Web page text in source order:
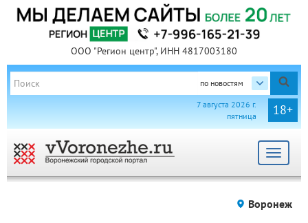
ООО "Регион центр", ИНН 4817003180
по новостям
18+
7 августа 2026 г.
пятница
Toggle
Воронеж